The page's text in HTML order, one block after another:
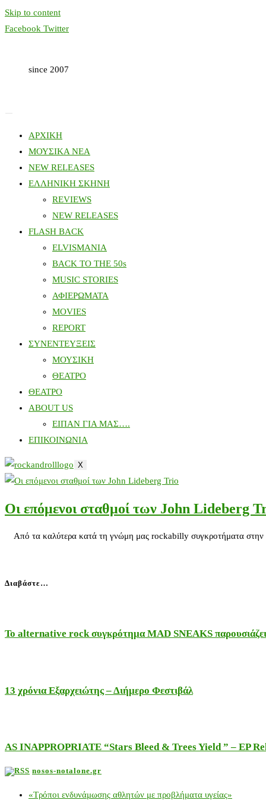
Skip to content
Facebook Twitter
since 2007
ΑΡΧΙΚΗ
ΜΟΥΣΙΚΑ ΝΕΑ
NEW RELEASES
ΕΛΛΗΝΙΚΗ ΣΚΗΝΗ
REVIEWS
NEW RELEASES
FLASH BACK
ELVISMANIA
BACK TO THE 50s
MUSIC STORIES
ΑΦΙΕΡΩΜΑΤΑ
MOVIES
REPORT
ΣΥΝΕΝΤΕΥΞΕΙΣ
ΜΟΥΣΙΚΗ
ΘΕΑΤΡΟ
ΘΕΑΤΡΟ
ABOUT US
ΕΙΠΑΝ ΓΙΑ ΜΑΣ….
ΕΠΙΚΟΙΝΩΝΙΑ
X
Οι επόμενοι σταθμοί των John Lideberg
Από τα καλύτερα κατά τη γνώμη μας rockabilly συγκροτήματα στην
Διαβάστε…
Το alternative rock συγκρότημα MAD SNEAKS
13 χρόνια Εξαρχειώτης – Διήμερο Φεστιβάλ
AS INAPPROPRIATE “Stars Bleed & Trees Yield ” – EP
nosos-notalone.gr
«Τρόποι ενδυνάμωσης αθλητών με προβλήματα υγείας»